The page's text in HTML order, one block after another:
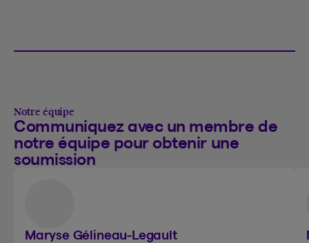
Notre équipe
Communiquez avec un membre de
notre équipe pour obtenir une
soumission
Maryse Gélineau-Legault